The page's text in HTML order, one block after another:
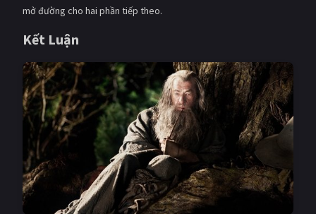
mở đường cho hai phần tiếp theo.
Kết Luận